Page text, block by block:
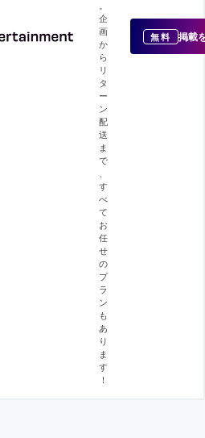
企
画
か
ら
リ
タ
ー
ン
配
送
ま
で
す
べ
て
お
任
せ
の
プ
ラ
ン
も
あ
り
ま
す
！
無料 掲載